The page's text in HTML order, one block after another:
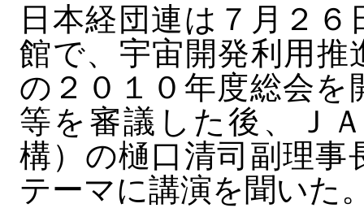
日本経団連は７月２
館で、宇宙開発利用推
の２０１０年度総会を
等を審議した後、Ｊ
構）の樋口清司副理事
テーマに講演を聞いた